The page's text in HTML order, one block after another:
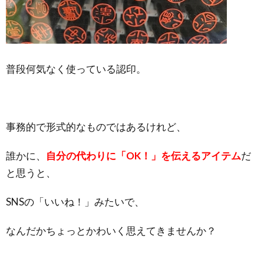
普段何気なく使っている認印。
事務的で形式的なものではあるけれど、
誰かに、 自分の代わりに「OK！」を伝えるアイテムだ
と思うと、
SNSの「いいね！」みたいで、
なんだかちょっとかわいく思えてきませんか？